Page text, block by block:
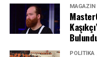
MASAK
MASAK raporuna
yapılan yüksek tutarlı
isimler ve miktarlar
MAGAZIN
POLITIKA